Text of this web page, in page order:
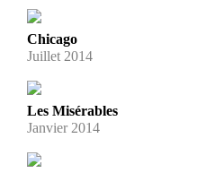
Chicago
Juillet 2014
Les Misérables
Janvier 2014